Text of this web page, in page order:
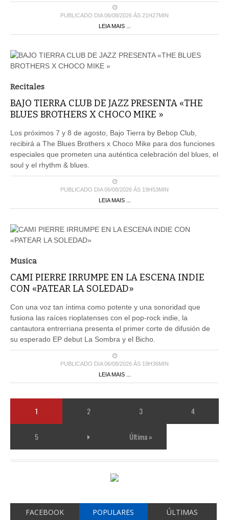
PUBLICADO DIA 06/08/2026 ÀS 21H27MIN
LEIA MAIS ...
Recitales
BAJO TIERRA CLUB DE JAZZ PRESENTA «THE
BLUES BROTHERS X CHOCO MIKE »
Los próximos 7 y 8 de agosto, Bajo Tierra by Bebop Club,
recibirá a The Blues Brothers x Choco Mike para dos funciones
especiales que prometen una auténtica celebración del blues, el
soul y el rhythm & blues.
PUBLICADO DIA 06/08/2026 ÀS 19H53MIN
LEIA MAIS ...
Musica
CAMI PIERRE IRRUMPE EN LA ESCENA INDIE
CON «PATEAR LA SOLEDAD»
Con una voz tan íntima como potente y una sonoridad que
fusiona las raíces rioplatenses con el pop-rock indie, la
cantautora entrerriana presenta el primer corte de difusión de
su esperado EP debut La Sombra y el Bicho.
PUBLICADO DIA 06/08/2026 ÀS 19H36MIN
LEIA MAIS ...
1 2 3 4
5 Última »
FACEBOOK POPULARES ÚLTIMAS